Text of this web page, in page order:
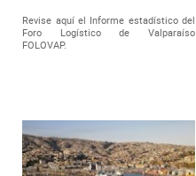
Revise aquí el Informe estadístico del
Foro Logístico de Valparaíso
FOLOVAP.